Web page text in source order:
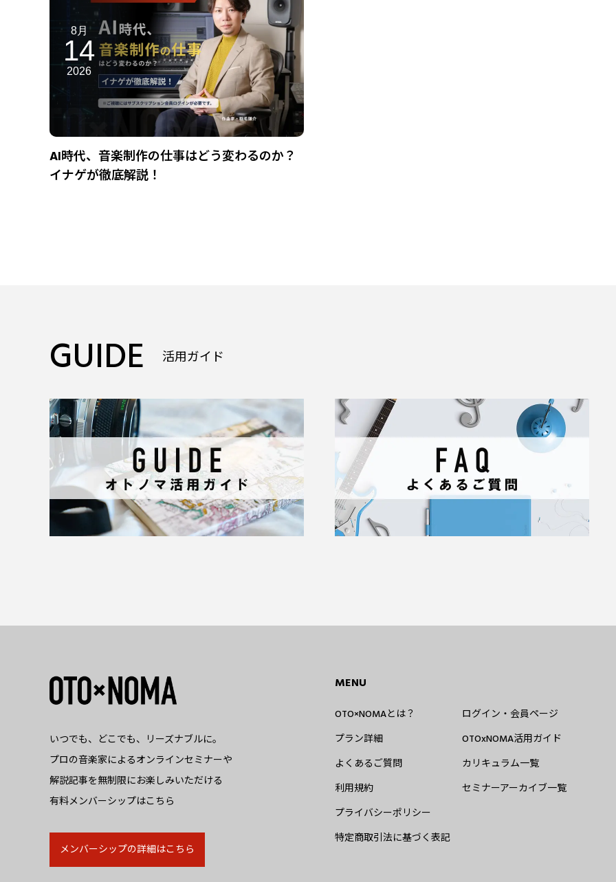
8月
14
2026
AI時代、音楽制作の仕事はどう変わるのか？
イナゲが徹底解説！
GUIDE 活用ガイド
いつでも、どこでも、リーズナブルに。
プロの音楽家によるオンラインセミナーや
解説記事を無制限にお楽しみいただける
有料メンバーシップはこちら
メンバーシップの詳細はこちら
MENU
OTO×NOMAとは？
プラン詳細
よくあるご質問
利用規約
プライバシーポリシー
特定商取引法に基づく表記
ログイン・会員ページ
OTOxNOMA活用ガイド
カリキュラム一覧
セミナーアーカイブ一覧